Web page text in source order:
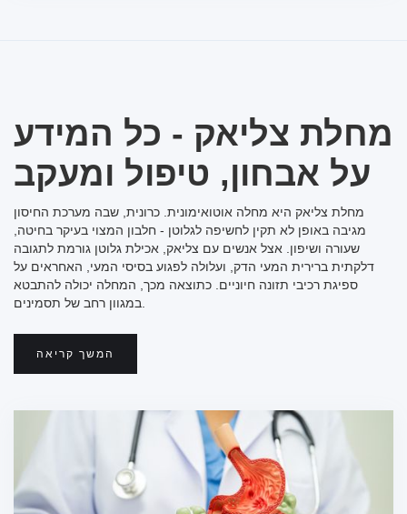
מחלת צליאק - כל המידע
על אבחון, טיפול ומעקב
מחלת צליאק היא מחלה אוטואימונית. כרונית, שבה מערכת החיסון
מגיבה באופן לא תקין לחשיפה לגלוטן - חלבון המצוי בעיקר בחיטה,
שעורה ושיפון. אצל אנשים עם צליאק, אכילת גלוטן גורמת לתגובה
דלקתית ברירית המעי הדק, ועלולה לפגוע בסיסי המעי, האחראים על
ספיגת רכיבי תזונה חיוניים. כתוצאה מכך, המחלה יכולה להתבטא
המשך קריאה